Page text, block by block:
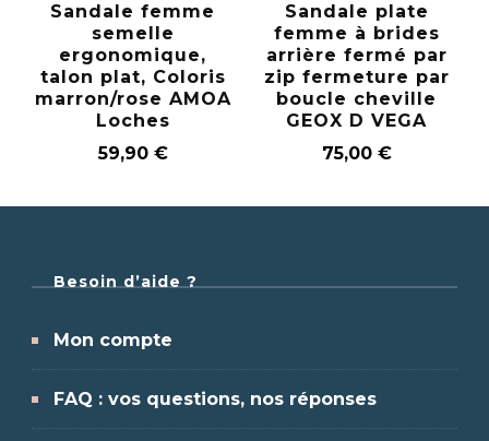
Sandale femme
semelle
ergonomique,
talon plat, Coloris
marron/rose AMOA
Loches
59,90 €
Sandale plate
femme à brides
arrière fermé par
zip fermeture par
boucle cheville
GEOX D VEGA
75,00 €
Besoin d’aide ?
Mon compte
FAQ : vos questions, nos réponses